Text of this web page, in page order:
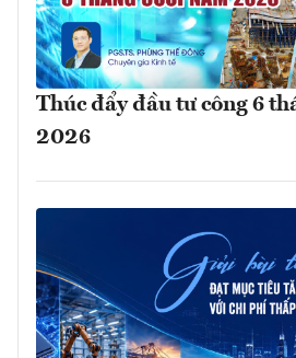
Thúc đẩy đầu tư công 6
2026